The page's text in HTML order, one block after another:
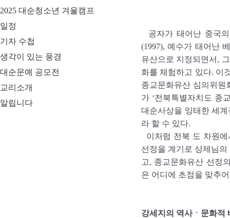
2025 대순청소년 겨울캠프
일정
기자 수첩
생각이 있는 풍경
대순문예 공모전
교리소개
알립니다
공자가 태어난 중국
(1997), 예수가 태어난
유산으로 지정되면서,
화를 체험하고 있다. 이
종교문화유산 심의위원
가 ‘전북특별자치도 종
대순사상을 잉태한 세
라 할 수 있다.
이처럼 전북 도 차원
선정을 계기로 상제님의
고, 종교문화유산 선정
은 어디에 초점을 맞추
강세지의 역사ㆍ문화적